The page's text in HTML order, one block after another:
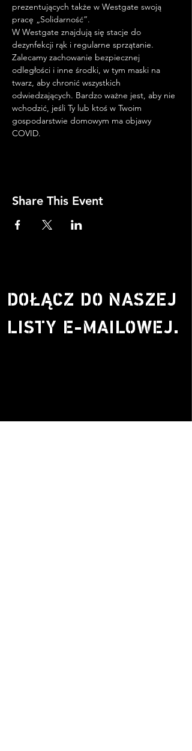
prezentujących także w Westgate swoją
pracę „Solidarność”.
W Westgate znajdują się stacje do
dezynfekcji rąk i regularne sprzątanie.
Zalecamy zachowanie bezpiecznej
odległości i inne środki, w tym maski na
twarz, aby chronić wszystkich
odwiedzających. Bardzo ważne jest, aby nie
wchodzić, jeśli Ty lub ktoś w Twoim
gospodarstwie domowym ma objawy
COVID.
Share This Event
DOŁĄCZ DO NASZEJ
LISTY E-MAILOWEJ.